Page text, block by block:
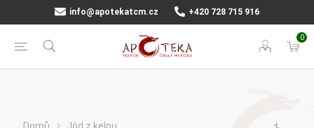
info@apotekatcm.cz +420 728 715 916
0